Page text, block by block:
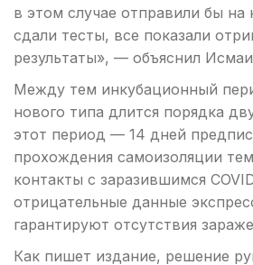
в этом случае отправили бы
сдали тесты, все показали
результаты», — объяснил
Между тем инкубационный
нового типа длится порядка
этот период — 14 дней
прохождения самоизоляции
контакты с заразившимся
отрицательные данные
гарантируют отсутствия
Как пишет издание, решение